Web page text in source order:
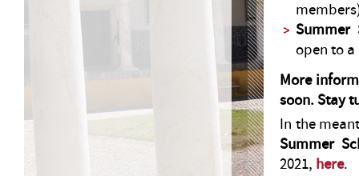
Summer
open to
More
soon. Stay
In the
Summer
2021, here.